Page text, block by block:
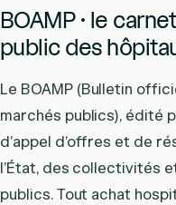
BOAMP · le
public des
Le BOAMP (Bulletin
marchés publics), édité
d’appel d’offres et de
l’État, des collectivités
publics. Tout achat